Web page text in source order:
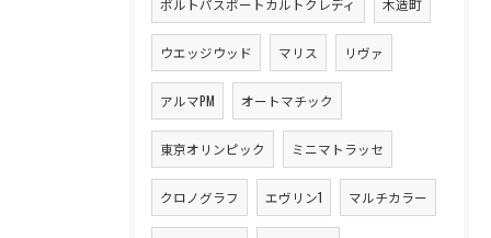
ポルトパスポートカルトクレディ 木造町
ウエッジウッド マリス リヴァ
アルマPM オートマチック
東京オリンピック ミニマトラッセ
クロノグラフ エヴリン1 マルチカラー